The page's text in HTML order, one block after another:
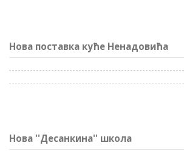
Нова поставка куће Ненадовића
Нова ''Десанкина'' школа